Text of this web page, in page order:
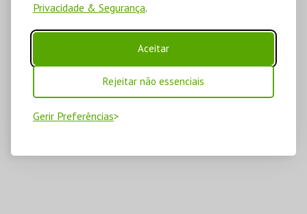
Privacidade & Segurança.
Aceitar
Rejeitar não essenciais
Gerir Preferências